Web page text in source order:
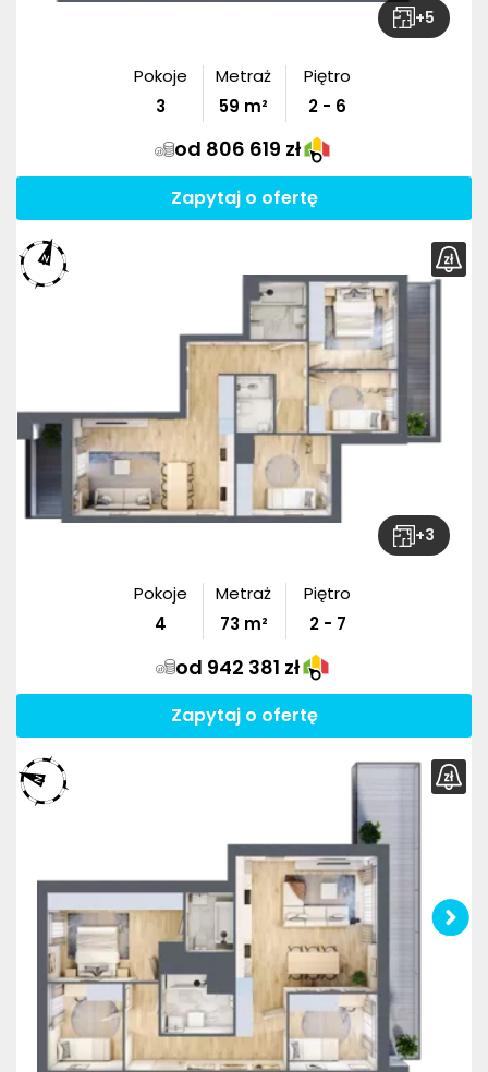
+5
Pokoje
3
Metraż
59 m²
Piętro
2 - 6
od 806 619 zł
Zapytaj o ofertę
+3
Pokoje
4
Metraż
73m²
Piętro
2 - 7
od 942 381 zł
Zapytaj o ofertę